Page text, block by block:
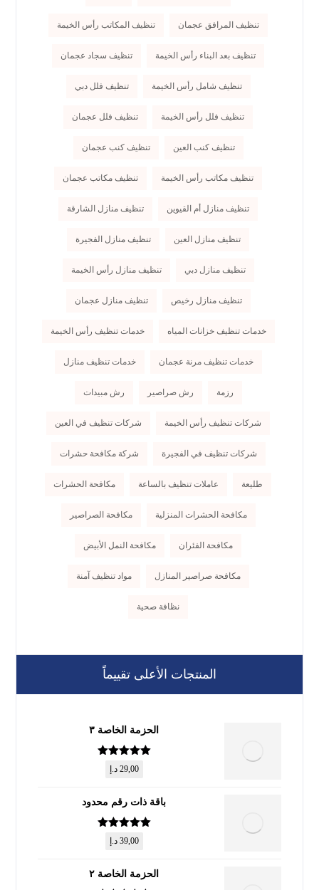
تنظيف المرافق عجمان تنظيف المكاتب رأس الخيمة
تنظيف بعد البناء رأس الخيمة تنظيف سجاد عجمان
تنظيف شامل رأس الخيمة تنظيف فلل دبي
تنظيف فلل رأس الخيمة تنظيف فلل عجمان
تنظيف كنب العين تنظيف كنب عجمان
تنظيف مكاتب رأس الخيمة تنظيف مكاتب عجمان
تنظيف منازل أم القيوين تنظيف منازل الشارقة
تنظيف منازل العين تنظيف منازل الفجيرة
تنظيف منازل دبي تنظيف منازل رأس الخيمة
تنظيف منازل رخيص تنظيف منازل عجمان
خدمات تنظيف خزانات المياه خدمات تنظيف رأس الخيمة
خدمات تنظيف مرنة عجمان خدمات تنظيف منازل
رزمة رش صراصير رش مبيدات
شركات تنظيف رأس الخيمة شركات تنظيف في العين
شركات تنظيف في الفجيرة شركة مكافحة حشرات
طليعة عاملات تنظيف بالساعة مكافحة الحشرات
مكافحة الحشرات المنزلية مكافحة الصراصير
مكافحة الفئران مكافحة النمل الأبيض
مكافحة صراصير المنازل مواد تنظيف آمنة
نظافة صحية
المنتجات الأعلى تقييماً
الحزمة الخاصة ٣
تم التقييم
من 5
29,00 د.إ
باقة ذات رقم محدود
تم التقييم
من 5
39,00 د.إ
الحزمة الخاصة ٢